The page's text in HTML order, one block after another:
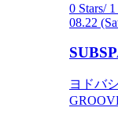
0 Stars/
08.22
ヨドバ